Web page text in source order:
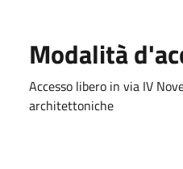
Modalità
Accesso libero in via IV
architettoniche